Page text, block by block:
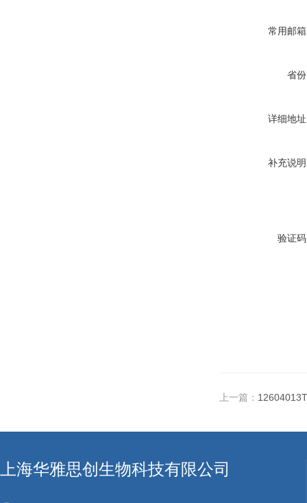
常用邮
省
详细地
补充说
验证
上一篇：
上海华雅思创生物科技有限公司